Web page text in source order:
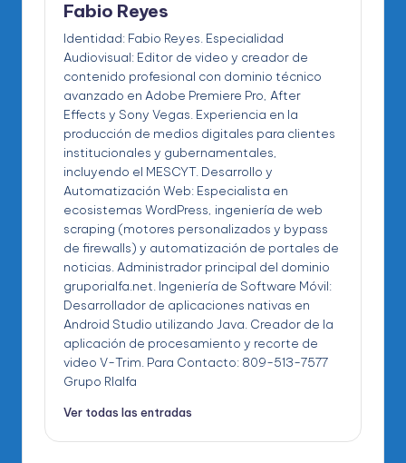
Fabio Reyes
Identidad: Fabio Reyes. Especialidad
Audiovisual: Editor de video y creador de
contenido profesional con dominio técnico
avanzado en Adobe Premiere Pro, After
Effects y Sony Vegas. Experiencia en la
producción de medios digitales para clientes
institucionales y gubernamentales,
incluyendo el MESCYT. Desarrollo y
Automatización Web: Especialista en
ecosistemas WordPress, ingeniería de web
scraping (motores personalizados y bypass
de firewalls) y automatización de portales de
noticias. Administrador principal del dominio
gruporialfa.net. Ingeniería de Software Móvil:
Desarrollador de aplicaciones nativas en
Android Studio utilizando Java. Creador de la
aplicación de procesamiento y recorte de
video V-Trim. Para Contacto: 809-513-7577
Grupo RIalfa
Ver todas las entradas